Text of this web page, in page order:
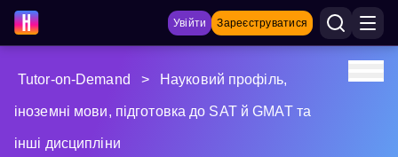
Увійти Зареєструватися
НАВЧАЛЬНІ МАТЕРІАЛИ
Curriculum
Tutor-on-Demand > Науковий профіль,
іноземні мови, підготовка до SAT й GMAT та
інші дисципліни